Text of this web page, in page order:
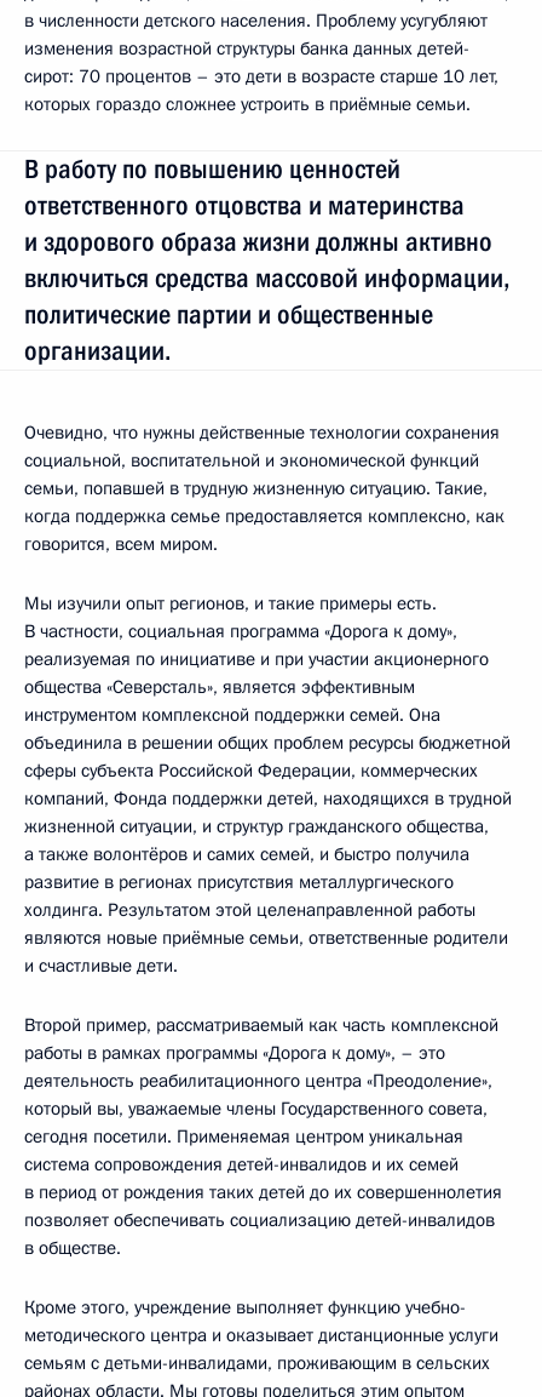
в численности детского населения. Проблему усугубляют
изменения возрастной структуры банка данных детей-
сирот: 70 процентов – это дети в возрасте старше 10 лет,
которых гораздо сложнее устроить в приёмные семьи.
В работу по повышению ценностей
ответственного отцовства и материнства
и здорового образа жизни должны активно
включиться средства массовой информации,
политические партии и общественные
организации.
Очевидно, что нужны действенные технологии сохранения
социальной, воспитательной и экономической функций
семьи, попавшей в трудную жизненную ситуацию. Такие,
когда поддержка семье предоставляется комплексно, как
говорится, всем миром.
Мы изучили опыт регионов, и такие примеры есть.
В частности, социальная программа «Дорога к дому»,
реализуемая по инициативе и при участии акционерного
общества «Северсталь», является эффективным
инструментом комплексной поддержки семей. Она
объединила в решении общих проблем ресурсы бюджетной
сферы субъекта Российской Федерации, коммерческих
компаний, Фонда поддержки детей, находящихся в трудной
жизненной ситуации, и структур гражданского общества,
а также волонтёров и самих семей, и быстро получила
развитие в регионах присутствия металлургического
холдинга. Результатом этой целенаправленной работы
являются новые приёмные семьи, ответственные родители
и счастливые дети.
Второй пример, рассматриваемый как часть комплексной
работы в рамках программы «Дорога к дому», – это
деятельность реабилитационного центра «Преодоление»,
который вы, уважаемые члены Государственного совета,
сегодня посетили. Применяемая центром уникальная
система сопровождения детей-инвалидов и их семей
в период от рождения таких детей до их совершеннолетия
позволяет обеспечивать социализацию детей-инвалидов
в обществе.
Кроме этого, учреждение выполняет функцию учебно-
методического центра и оказывает дистанционные услуги
семьям с детьми-инвалидами, проживающим в сельских
районах области. Мы готовы поделиться этим опытом